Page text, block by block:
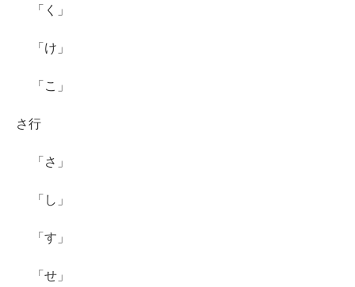
「く」
「け」
「こ」
さ行
「さ」
「し」
「す」
「せ」